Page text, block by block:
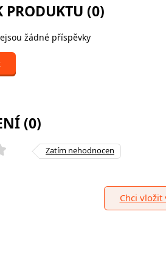
PRODUKTU (0)
žádné příspěvky
(0)
Zatím nehodnocen
Chci